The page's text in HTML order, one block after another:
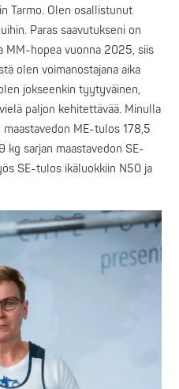
Tarmo. Olen osallistunut
Paras saavutukseni on
hopea vuonna 2025, siis
olen voimanostajana aika
jokseenkin tyytyväinen,
paljon kehitettävää. Minulla
ME-tulos 178,5
sarjan maastavedon SE-
SE-tulos ikäluokkiin N50 ja